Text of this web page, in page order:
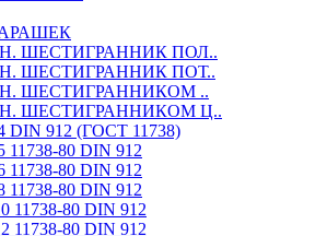
ШЕСТИГРАННИК ПОЛ..
ШЕСТИГРАННИК ПОТ..
ШЕСТИГРАННИКОМ ..
ШЕСТИГРАННИКОМ Ц..
DIN 912 (ГОСТ 11738)
11738-80 DIN 912
11738-80 DIN 912
11738-80 DIN 912
11738-80 DIN 912
11738-80 DIN 912